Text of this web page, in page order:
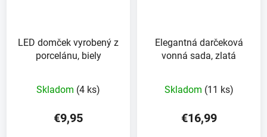
LED domček vyrobený z
porcelánu, biely
Skladom (4 ks)
€9,95
Elegantná darčeková
vonná sada, zlatá
Skladom (11 ks)
€16,99